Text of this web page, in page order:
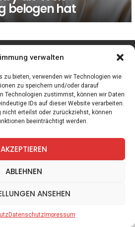
verwalten
zu bieten, verwenden wir Technologien wie
zu speichern und/oder darauf
Technologien zustimmst, können wir Daten
IDs auf dieser Website verarbeiten.
nicht erteilst oder zurückziehst, können
beeinträchtigt werden.
AKZEPTIEREN
ABLEHNEN
ANSEHEN
DatenschutzImpressum
belogen hat
instagram
Datenschutz Impressum